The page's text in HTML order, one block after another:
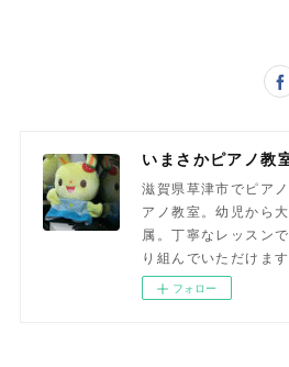
滋賀県草津市でピア
アノ教室。幼児から
属。丁寧なレッスン
り組んでいただけます
フォロー